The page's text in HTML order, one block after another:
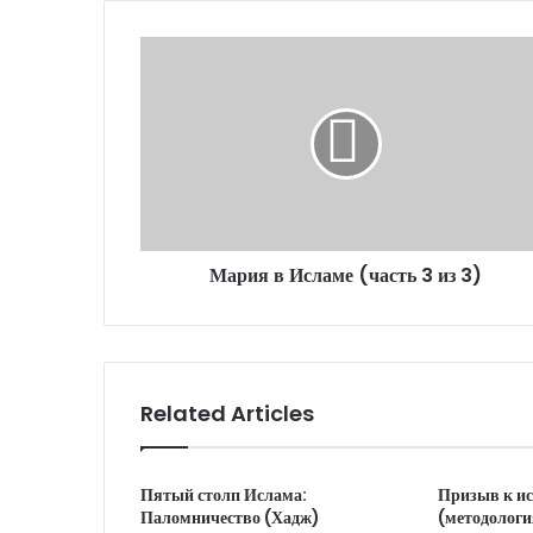
u
r
s
Мария в Исламе (часть 3 из 3)
Related Articles
Пятый столп Ислама:
Паломничество (Хадж)
Призыв к